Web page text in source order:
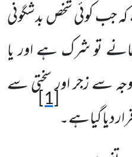
جب کوئی شخص بدشگونی
تو شرک ہے اور یا
سے زجر اور سختی سے
دیا گیاہے۔
[1]